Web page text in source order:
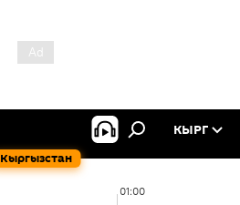
Кыргызстан
КЫРГ
01:00